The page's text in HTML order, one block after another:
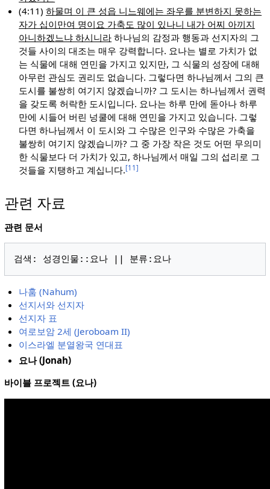
(4:11)하물며 이 큰 성읍 니느웨에는 좌우를 분변하지 못하는
자가 십이만여 명이요 가축도 많이 있나니 내가 어찌 아끼지
아니하겠느냐 하시니라 하나님의 감정과 행동과 선지자의 그
것들 사이의 대조는 매우 강력합니다. 요나는 별로 가치가 없
는 식물에 대해 연민을 가지고 있지만, 그 식물의 성장에 대해
아무런 관심도 권리도 없습니다. 그렇다면 하나님께서 그의 큰
도시를 불쌍히 여기지 않겠습니까? 그 도시는 하나님께서 권력
을 갖도록 허락한 도시입니다. 요나는 하루 만에 돋아나 하루
만에 시들어 버린 넝쿨에 대해 연민을 가지고 있습니다. 그렇
다면 하나님께서 이 도시와 그 수많은 인구와 수많은 가축을
불쌍히 여기지 않겠습니까? 그 중 가장 작은 것도 어떤 무의미
한 식물보다 더 가치가 있고, 하나님께서 매일 그의 섭리로 그
것들을 지탱하고 계십니다.[11]
관련 자료
관련 문서
나훔 (Nahum)
선지서와 선지자
선지자 표
여로보암 2세 (Jeroboam II)
이스라엘 분열왕국 연대표
요나 (Jonah)
바이블 프로젝트 (요나)